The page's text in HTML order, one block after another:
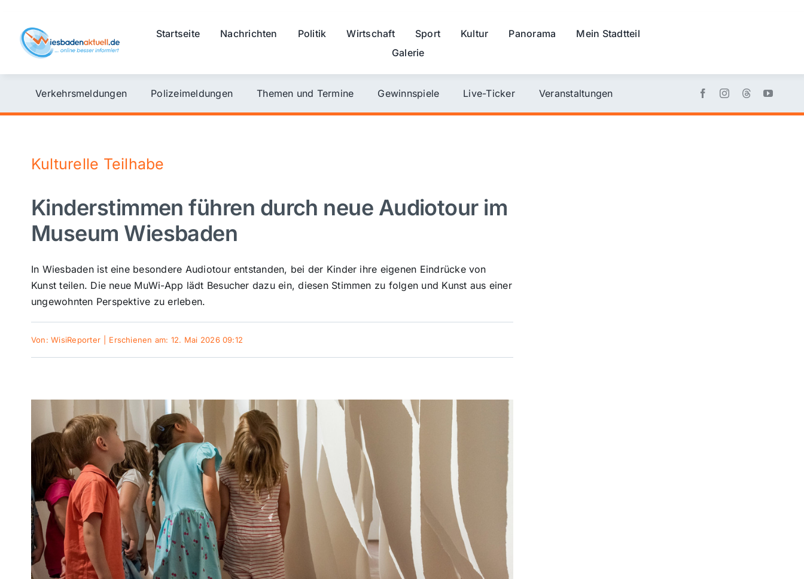
content
Startseite Nachrichten Politik Wirtschaft Sport Kultur Panorama
Mein Stadtteil
Galerie
Verkehrsmeldungen Polizeimeldungen Themen und Termine Gewinnspiele Live-Ticker Veranstaltungen
Kulturelle Teilhabe
Kinderstimmen führen durch neue Audiotour im
Museum Wiesbaden
In Wiesbaden ist eine besondere Audiotour entstanden, bei der Kinder ihre eigenen Eindrücke von
Kunst teilen. Die neue MuWi-App lädt Besucher dazu ein, diesen Stimmen zu folgen und Kunst aus einer
ungewohnten Perspektive zu erleben.
Von:WisiReporter Erschienen am: 12. Mai 2026 09:12